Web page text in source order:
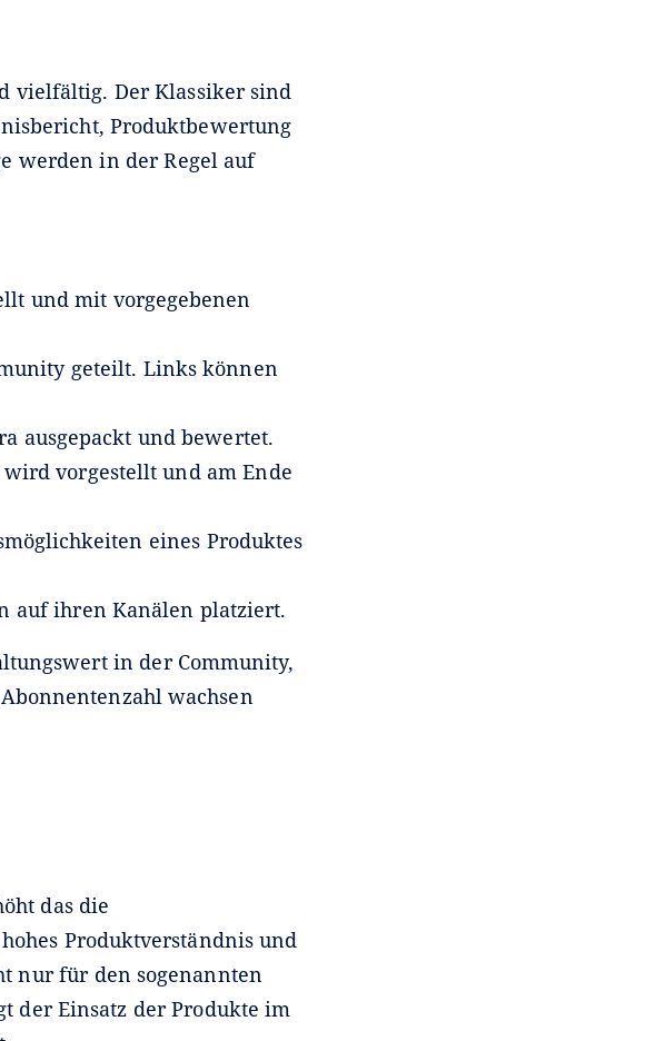
vielfältig. Der Klassiker sind
Produktbewertung
werden in der Regel auf
und mit vorgegebenen
geteilt. Links können
ausgepackt und bewertet.
vorgestellt und am Ende
eines Produktes
auf ihren Kanälen platziert.
in der Community,
wachsen
das die
Produktverständnis und
nur für den sogenannten
der Einsatz der Produkte im